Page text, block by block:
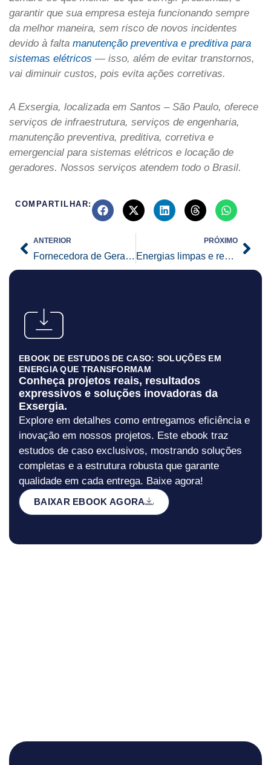
garantir que sua empresa esteja funcionando sempre
da melhor maneira, sem risco de novos incidentes
devido à falta manutenção preventiva e preditiva para
sistemas elétricos — isso, além de evitar transtornos,
vai diminuir custos, pois evita ações corretivas.
A Exsergia, localizada em Santos – São Paulo, oferece
serviços de infraestrutura, serviços de engenharia,
manutenção preventiva, preditiva, corretiva e
emergencial para sistemas elétricos e locação de
geradores. Nossos serviços atendem todo o Brasil.
COMPARTILHAR:
Prev
ANTERIOR
Fornecedora de Gerador de Energia para o Navio Oceanográfico: Confira esse case de sucesso da Exsergia.
PRÓXIMO
Energias limpas e renováveis
EBOOK DE ESTUDOS DE CASO: SOLUÇÕES EM
ENERGIA QUE TRANSFORMAM
Conheça projetos reais, resultados
expressivos e soluções inovadoras da
Exsergia.
Explore em detalhes como entregamos eficiência e
inovação em nossos projetos. Este ebook traz
estudos de caso exclusivos, mostrando soluções
completas e a estrutura robusta que garante
qualidade em cada entrega. Baixe agora!
BAIXAR EBOOK AGORA